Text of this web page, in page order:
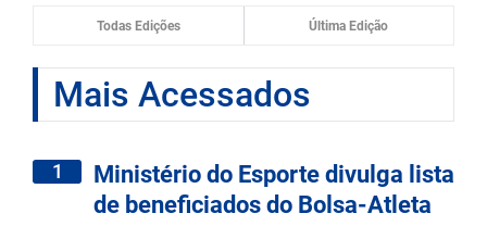
Todas Edições Última Edição
Mais Acessados
1
Ministério do Esporte divulga lista
de beneficiados do Bolsa-Atleta